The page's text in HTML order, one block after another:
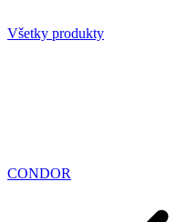
Všetky produkty
CONDOR